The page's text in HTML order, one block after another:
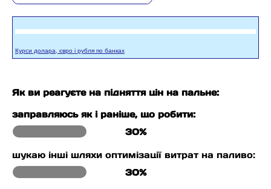
Курси долара, євро і рубля по банках
Як ви реагуєте на підняття цін на пальне:
заправляюсь як і раніше, що робити:
30%
шукаю інші шляхи оптимізації витрат на паливо:
30%